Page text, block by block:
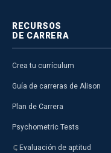
RECURSOS
DE CARRERA
Crea tu currículum
Guía de carreras de Alison
Plan de Carrera
Psychometric Tests
Evaluación de aptitud